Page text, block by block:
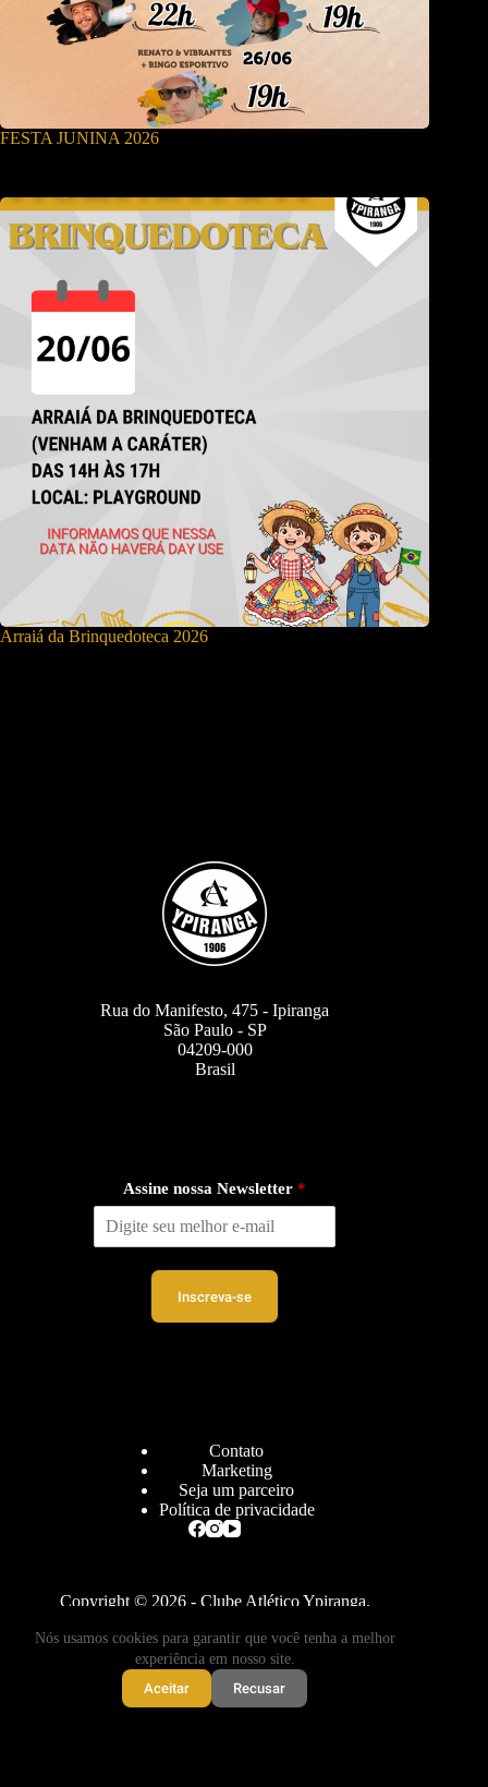
Nós usamos cookies para garantir que você tenha a melhor
experiência em nosso site.
Aceitar
Recusar
FESTA JUNINA 2026
Arraiá da Brinquedoteca 2026
Rua do Manifesto, 475 - Ipiranga
São Paulo - SP
04209-000
Brasil
Assine nossa Newsletter *
Inscreva-se
Contato
Marketing
Seja um parceiro
Política de privacidade
Copyright © 2026 - Clube Atlético Ypiranga.
desenvolvido porCloudbe